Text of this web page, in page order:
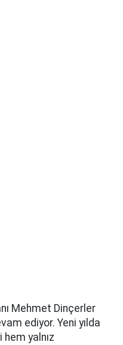
Mehmet Dinçerler
ediyor. Yeni yılda
hem yalnız